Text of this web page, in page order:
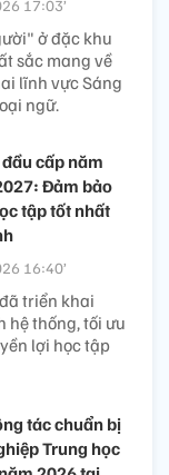
17:03’
ở đặc khu
sắc mang về
lĩnh vực Sáng
ngữ.
cấp năm
Đảm bảo
tập tốt nhất
16:40’
triển khai
hệ thống, tối ưu
lợi học tập
tác chuẩn bị
Trung học